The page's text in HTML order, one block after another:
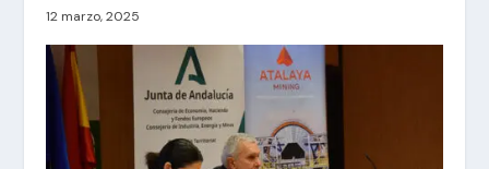
12 marzo, 2025